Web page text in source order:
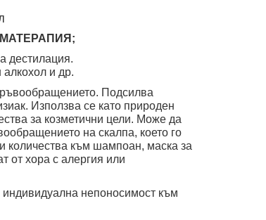
дестилация.
и др.
Подсилва
Използва се като природен
за козметични цели. Може да
на скалпа, което го
количества към шампоан, маска за
от хора с алергия или
индивидуална непоносимост към